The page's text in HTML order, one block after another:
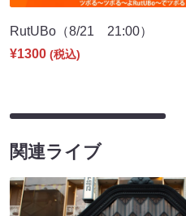
RutUBo（8/21 21:00）
¥1300 (税込)
関連ライブ